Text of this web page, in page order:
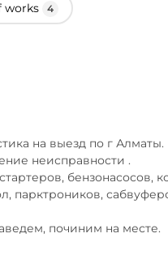
works 4
на выезд по г Алматы.
неисправности .
бензонасосов,
парктроников,
починим на месте.